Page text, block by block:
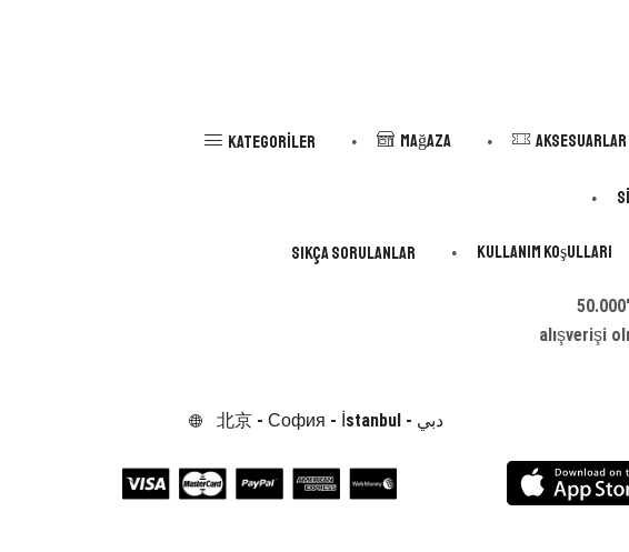
Kategoriler Mağaza Aksesuarlar
Sıkça Sorulanlar Kullanım Koşulları
alışverişi
北京 - София - İstanbul - دبي